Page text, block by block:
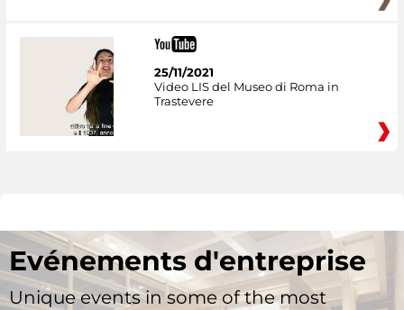
25/11/2021
Video LIS del Museo di Roma in
Trastevere
Evénements d'entreprise
Unique events in some of the most